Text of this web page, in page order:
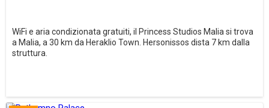
WiFi e aria condizionata gratuiti, il Princess Studios Malia si trova
a Malia, a 30 km da Heraklio Town. Hersonissos dista 7 km dalla
struttura.